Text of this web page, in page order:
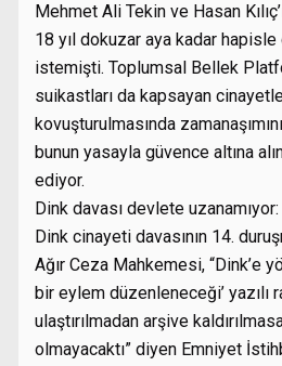
Mehmet Ali Tekin ve Hasan
18 yıl dokuzar aya kadar hapisle
istemişti. Toplumsal Bellek
suikastları da kapsayan
kovuşturulmasında
bunun yasayla güvence altına
ediyor.
Dink davası devlete
Dink cinayeti davasının 14.
Ağır Ceza Mahkemesi, “Dink’e
bir eylem düzenleneceği’ yazılı
ulaştırılmadan arşive
olmayacaktı” diyen Emniyet